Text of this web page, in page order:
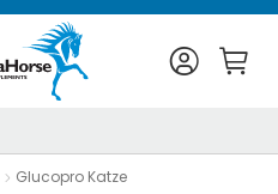
Glucopro Katze